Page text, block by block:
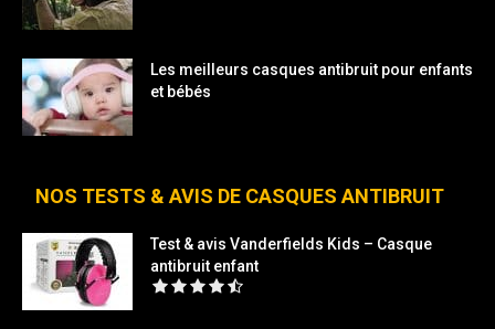
Les meilleurs casques antibruit pour enfants
et bébés
NOS TESTS & AVIS DE CASQUES ANTIBRUIT
Test & avis Vanderfields Kids – Casque
antibruit enfant